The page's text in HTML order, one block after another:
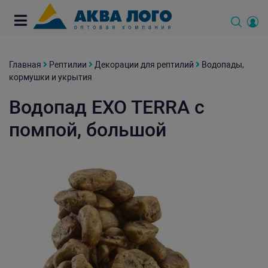
Главная Рептилии Декорации для рептилий
Водопады,
кормушки и укрытия
Водопад EXO TERRA с
помпой, большой